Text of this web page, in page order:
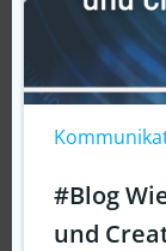
#Blog
und